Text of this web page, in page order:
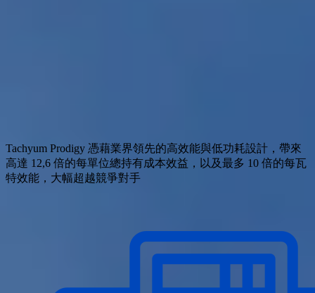
Tachyum Prodigy 憑藉業界領先的高效能與低功耗設計，帶來
高達 12,6 倍的每單位總持有成本效益，以及最多 10 倍的每瓦
特效能，大幅超越競爭對手